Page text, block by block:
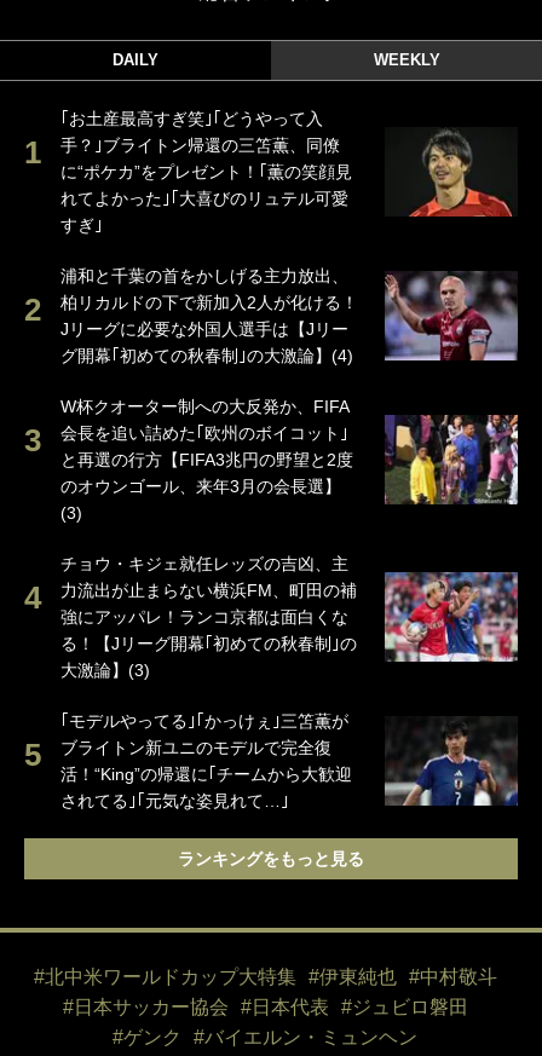
DAILY WEEKLY
｢お土産最高すぎ笑｣｢どうやって入
手？｣ブライトン帰還の三笘薫、同僚
に“ポケカ”をプレゼント！｢薫の笑顔見
れてよかった｣｢大喜びのリュテル可愛
すぎ｣
浦和と千葉の首をかしげる主力放出、
柏リカルドの下で新加入2人が化ける！
Jリーグに必要な外国人選手は【Jリー
グ開幕｢初めての秋春制｣の大激論】(4)
W杯クオーター制への大反発か、FIFA
会長を追い詰めた｢欧州のボイコット｣
と再選の行方【FIFA3兆円の野望と2度
のオウンゴール、来年3月の会長選】
(3)
チョウ・キジェ就任レッズの吉凶、主
力流出が止まらない横浜FM、町田の補
強にアッパレ！ランコ京都は面白くな
る！【Jリーグ開幕｢初めての秋春制｣の
大激論】(3)
｢モデルやってる｣｢かっけぇ｣三笘薫が
ブライトン新ユニのモデルで完全復
活！“King”の帰還に｢チームから大歓迎
されてる｣｢元気な姿見れて…｣
ランキングをもっと見る
#北中米ワールドカップ大特集 #伊東純也
#中村敬斗
#日本サッカー協会
#日本代表
#ジュビロ磐田
#ゲンク
#バイエルン・ミュンヘン